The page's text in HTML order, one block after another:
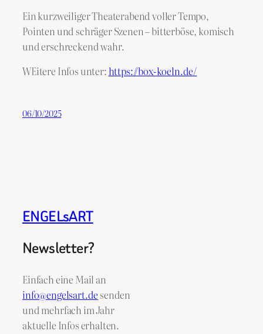
Ein kurzweiliger Theaterabend voller Tempo,
Pointen und schräger Szenen – bitterböse, komisch
und erschreckend wahr.
WEitere Infos unter:https://box-koeln.de/
06/10/2025
ENGELsART
Newsletter?
Einfach eine Mail an
info@engelsart.desenden
und mehrfach im Jahr
aktuelle Infos erhalten.